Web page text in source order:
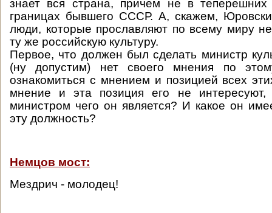
знает вся страна, причем не в
границах бывшего СССР. А, скажем,
люди, которые прославляют по всему миру
ту же российскую культуру.
Первое, что должен был сделать министр
(ну допустим) нет своего мнения по
ознакомиться с мнением и позицией всех
мнение и эта позиция его не интересуют,
министром чего он является? И какое он
эту должность?
Немцов мост:
Мездрич - молодец!